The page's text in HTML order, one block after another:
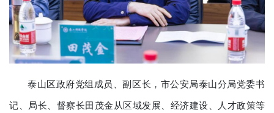
泰山区政府党组成员、副区长，市公安局泰山分局党委书
记、局长、督察长田茂金从区域发展、经济建设、人才政策等